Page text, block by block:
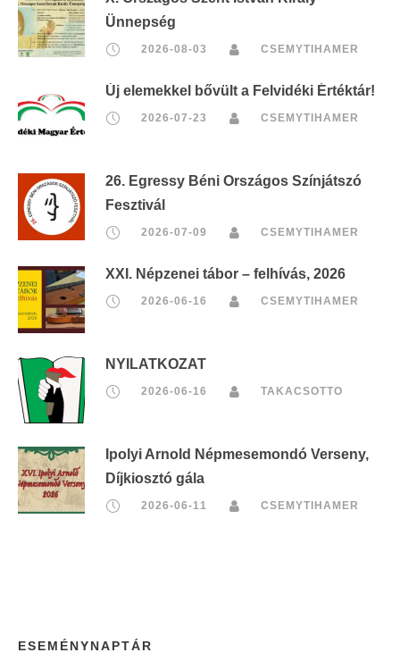
Ünnepség
2026-08-03 CSEMYTIHAMER
Új elemekkel bővült a Felvidéki Értéktár!
2026-07-23 CSEMYTIHAMER
26. Egressy Béni Országos Színjátszó
Fesztivál
2026-07-09 CSEMYTIHAMER
XXI. Népzenei tábor – felhívás, 2026
2026-06-16 CSEMYTIHAMER
NYILATKOZAT
2026-06-16 TAKACSOTTO
Ipolyi Arnold Népmesemondó Verseny,
Díjkiosztó gála
2026-06-11 CSEMYTIHAMER
ESEMÉNYNAPTÁR